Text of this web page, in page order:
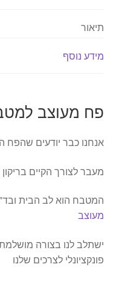
תיאור
מידע נוסף
פח מעוצב למטבח 20 ליטר על
אנחנו כבר יודעים
מעבר לצורך הקיים
המטבח הוא לב הבית
מעוצב
ישתלב לנו בצורה
פונקציונלי לצרכים שלנו